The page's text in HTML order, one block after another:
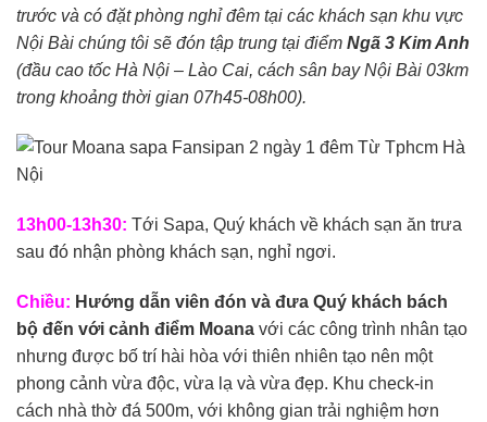
trước và có đặt phòng nghỉ đêm tại các khách sạn khu vực
Nội Bài chúng tôi sẽ đón tập trung tại điểm Ngã 3 Kim Anh
(đầu cao tốc Hà Nội – Lào Cai, cách sân bay Nội Bài 03km
trong khoảng thời gian 07h45-08h00).
13h00-13h30: Tới Sapa, Quý khách về khách sạn ăn trưa
sau đó nhận phòng khách sạn, nghỉ ngơi.
Chiều: Hướng dẫn viên đón và đưa Quý khách bách
bộ đến với cảnh điểm Moana với các công trình nhân tạo
nhưng được bố trí hài hòa với thiên nhiên tạo nên một
phong cảnh vừa độc, vừa lạ và vừa đẹp. Khu check-in
cách nhà thờ đá 500m, với không gian trải nghiệm hơn